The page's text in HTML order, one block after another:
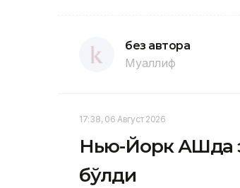
без автора
Муаллиф
17:38, 06 Август 2026
Нью-Йорк АҚШда
бўлди